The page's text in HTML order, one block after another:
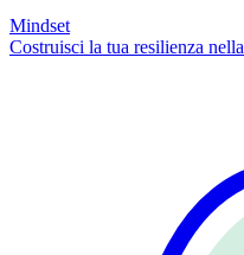
Mindset
Costruisci la tua resilienza